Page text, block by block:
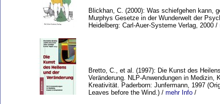
Blickhan, C. (2000): Was schiefgehen kann,
Murphys Gesetze in der Wunderwelt der
Heidelberg: Carl-Auer-Systeme Verlag, 2000 /
Bretto, C., et al. (1997): Die Kunst des
Veränderung. NLP-Anwendungen in Medizin,
Kreativität. Paderborn: Junfermann, 1997
Leaves before the Wind.) / mehr Info /